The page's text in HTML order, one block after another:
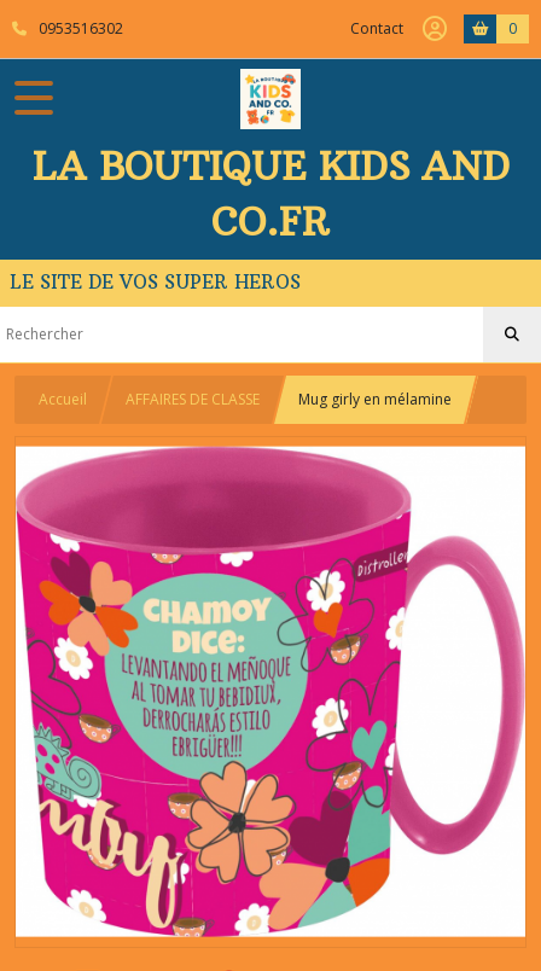
0953516302 Contact 0
LA BOUTIQUE KIDS AND
CO.FR
LE SITE DE VOS SUPER HEROS
Accueil AFFAIRES DE CLASSE Mug girly en mélamine